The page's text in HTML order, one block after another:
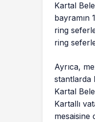
Kartal
bayramın
ring
ring
Ayrıca,
stantlarda
Kartal
Kartallı
mesaisine